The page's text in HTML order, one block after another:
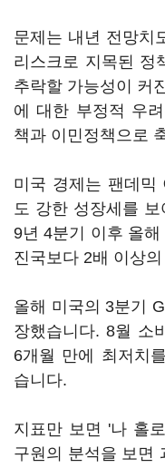
문제는 내년 전망치
리스크로 지목된 정
추락할 가능성이 커
에 대한 부정적 우
책과 이민정책으로
미국 경제는 팬데믹
도 강한 성장세를
9년 4분기 이후 올
진국보다 2배 이상
올해 미국의 3분기
장했습니다. 8월 소
6개월 만에 최저치
습니다.
지표만 보면 '나 홀
구원의 분석을 보면